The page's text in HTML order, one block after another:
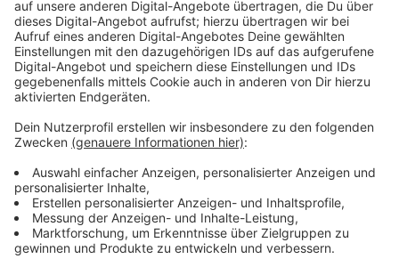
Gastronomie geschlossen. Lars Martin vom DEHOGA
Westfalen sagt, dass vielen Gastronomen in Siegen-
Wittgenstein eine Perspektive fehlt, wann sie ihre
Betriebe wieder öffnen dürfen. „Es herrscht eine große
Frustration bei den Betrieben“, so Lars Martin.
Abgesehen vom „finanziellen Debakel“ sei die Situation
für Inhaber und Mitarbeiter eine große psychische
Dienstag aber nicht gekommen, so Martin.
Anzeige